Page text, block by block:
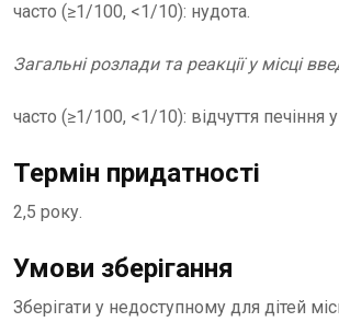
часто (≥1/100, <1/10): нудота.
Загальні розлади та реакції у місці
часто (≥1/100, <1/10): відчуття печіння
Термін придатності
2,5 року.
Умови зберігання
Зберігати у недоступному для дітей